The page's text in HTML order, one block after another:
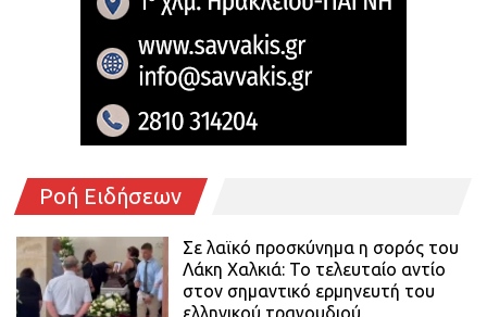
Ροή Ειδήσεων
Σε λαϊκό προσκύνημα η σορός του
Λάκη Χαλκιά: Το τελευταίο αντίο
στον σημαντικό ερμηνευτή του
ελληνικού τραγουδιού